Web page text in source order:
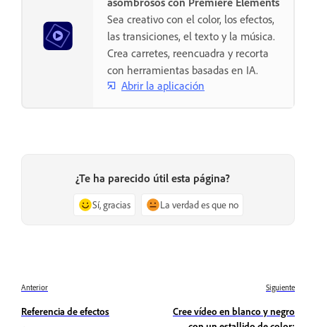
Sea creativo con el color, los efectos,
las transiciones, el texto y la música.
Crea carretes, reencuadra y recorta
con herramientas basadas en IA.
Abrir la aplicación
¿Te ha parecido útil esta página?
Sí, gracias La verdad es que no
Anterior
Referencia de efectos
Siguiente
Cree vídeo en blanco y negro